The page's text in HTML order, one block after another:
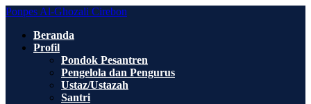
Skip
content
Ponpes Al-Ghozali Cirebon
Beranda
Profil
Pondok Pesantren
Pengelola dan Pengurus
Ustaz/Ustazah
Santri